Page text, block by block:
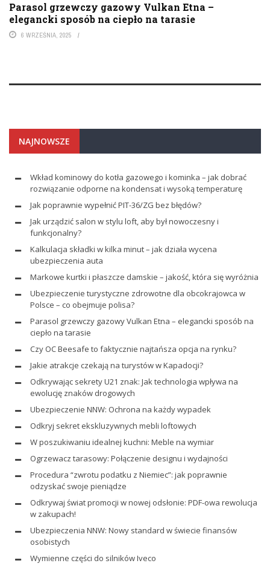
Parasol grzewczy gazowy Vulkan Etna –
elegancki sposób na ciepło na tarasie
6 WRZEŚNIA, 2025
NAJNOWSZE
Wkład kominowy do kotła gazowego i kominka – jak dobrać
rozwiązanie odporne na kondensat i wysoką temperaturę
Jak poprawnie wypełnić PIT-36/ZG bez błędów?
Jak urządzić salon w stylu loft, aby był nowoczesny i
funkcjonalny?
Kalkulacja składki w kilka minut – jak działa wycena
ubezpieczenia auta
Markowe kurtki i płaszcze damskie – jakość, która się wyróżnia
Ubezpieczenie turystyczne zdrowotne dla obcokrajowca w
Polsce – co obejmuje polisa?
Parasol grzewczy gazowy Vulkan Etna – elegancki sposób na
ciepło na tarasie
Czy OC Beesafe to faktycznie najtańsza opcja na rynku?
Jakie atrakcje czekają na turystów w Kapadocji?
Odkrywając sekrety U21 znak: Jak technologia wpływa na
ewolucję znaków drogowych
Ubezpieczenie NNW: Ochrona na każdy wypadek
Odkryj sekret ekskluzywnych mebli loftowych
W poszukiwaniu idealnej kuchni: Meble na wymiar
Ogrzewacz tarasowy: Połączenie designu i wydajności
Procedura “zwrotu podatku z Niemiec”: jak poprawnie
odzyskać swoje pieniądze
Odkrywaj świat promocji w nowej odsłonie: PDF-owa rewolucja
w zakupach!
Ubezpieczenia NNW: Nowy standard w świecie finansów
osobistych
Wymienne części do silników Iveco